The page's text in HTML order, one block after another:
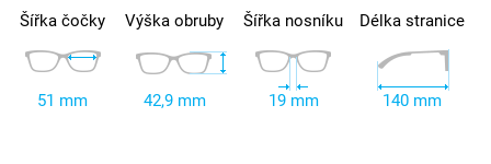
Šířka čočky
51 mm
Výška obruby
42,9 mm
Šířka nosníku
19 mm
Délka stranice
140 mm